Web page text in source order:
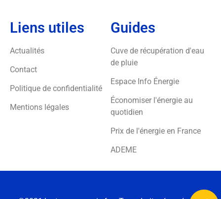
Liens utiles
Actualités
Contact
Politique de confidentialité
Mentions légales
Guides
Cuve de récupération d'eau
de pluie
Espace Info Énergie
Économiser l'énergie au
quotidien
Prix de l'énergie en France
ADEME